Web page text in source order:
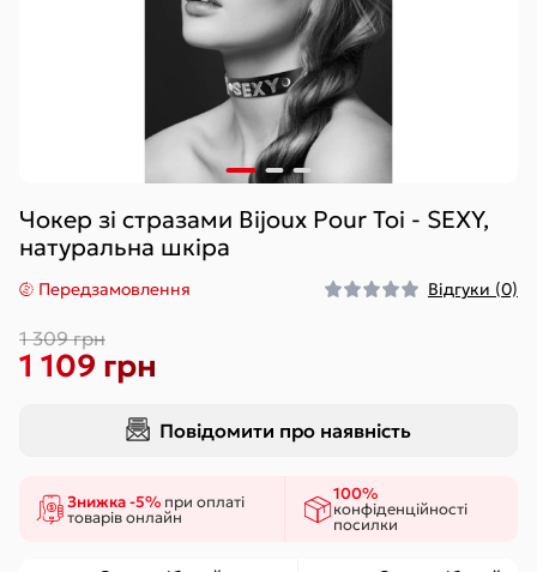
Чокер зі стразами Bijoux Pour Toi - SEXY,
натуральна шкіра
Передзамовлення Відгуки (0)
1 309 грн
1 109 грн
Повідомити про наявність
Знижка -5% при оплаті
товарів онлайн
100%
конфіденційності
посилки